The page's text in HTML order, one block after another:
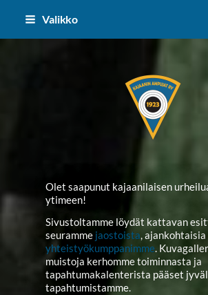
Siirry
sivun
sisältöön
Valikko
Kajaanin
Olet saapunut kajaanilaisen
ytimeen!
Sivustoltamme löydät kattavan
seuramme jaostoista, ajankohtaisia
yhteistyökumppanimme.
muistoja kerhomme toiminnasta ja
tapahtumakalenterista pääset
tapahtumistamme.